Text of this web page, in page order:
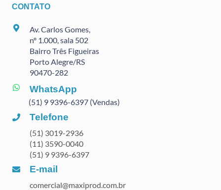
CONTATO
Av. Carlos Gomes,
nº 1.000, sala 502
Bairro Três Figueiras
Porto Alegre/RS
90470-282
WhatsApp
(51) 9 9396-6397 (Vendas)
Telefone
(51) 3019-2936
(11) 3590-0040
(51) 9 9396-6397
E-mail
comercial@maxiprod.com.br